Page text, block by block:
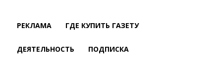
РЕКЛАМА ГДЕ КУПИТЬ ГАЗЕТУ
ДЕЯТЕЛЬНОСТЬ ПОДПИСКА